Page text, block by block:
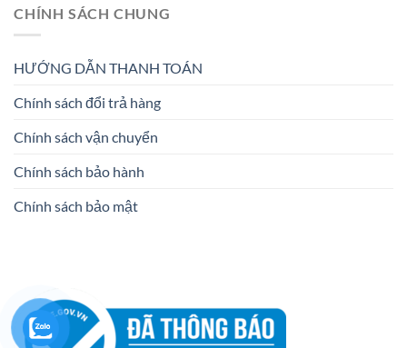
CHÍNH SÁCH CHUNG
HƯỚNG DẪN THANH TOÁN
Chính sách đổi trả hàng
Chính sách vận chuyển
Chính sách bảo hành
Chính sách bảo mật